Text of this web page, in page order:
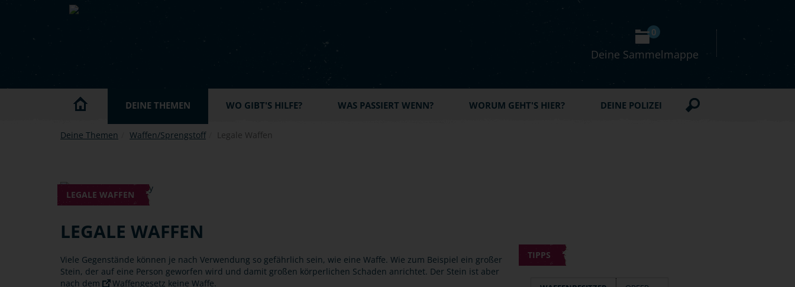
Skip to main content
Deine Sammelmappe
0
DEINE THEMEN WO GIBT'S HILFE? WAS PASSIERT WENN? WORUM GEHT'S HIER? DEINE POLIZEI
Deine Themen Waffen/Sprengstoff Legale Waffen
LEGALE WAFFEN
LEGALE WAFFEN
Viele Gegenstände können je nach Verwendung so gefährlich sein, wie eine Waffe. Wie zum Beispiel ein großer
Stein, der auf eine Person geworfen wird und damit großen körperlichen Schaden anrichtet. Der Stein ist aber
nach dem
Waffengesetz keine Waffe.
TIPPS